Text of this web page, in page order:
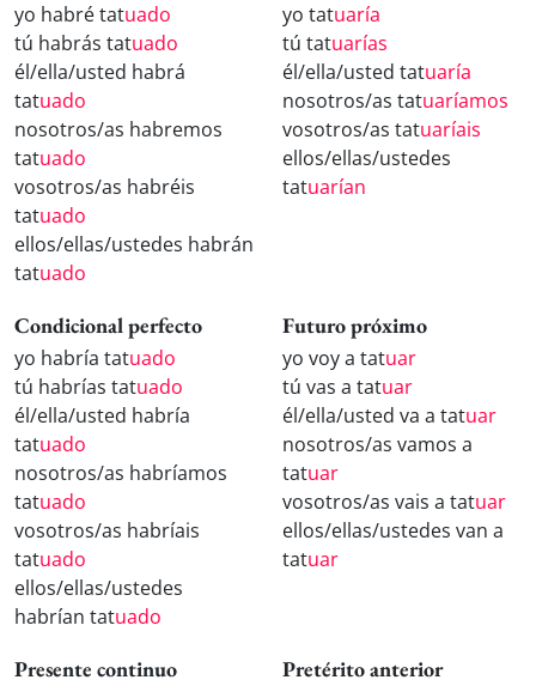
yo habré tatuado
tú habrás tatuado
él/ella/usted habrá
tatuado
nosotros/as habremos
tatuado
vosotros/as habréis
tatuado
ellos/ellas/ustedes habrán
tatuado
yo tatuaría
tú tatuarías
él/ella/usted tatuaría
nosotros/as tatuaríamos
vosotros/as tatuaríais
ellos/ellas/ustedes
tatuarían
Condicional perfecto
yo habría tatuado
tú habrías tatuado
él/ella/usted habría
tatuado
nosotros/as habríamos
tatuado
vosotros/as habríais
tatuado
ellos/ellas/ustedes
habrían tatuado
Futuro próximo
yo voy a tatuar
tú vas a tatuar
él/ella/usted va a tatuar
nosotros/as vamos a
tatuar
vosotros/as vais a tatuar
ellos/ellas/ustedes van a
tatuar
Presente continuo Pretérito anterior